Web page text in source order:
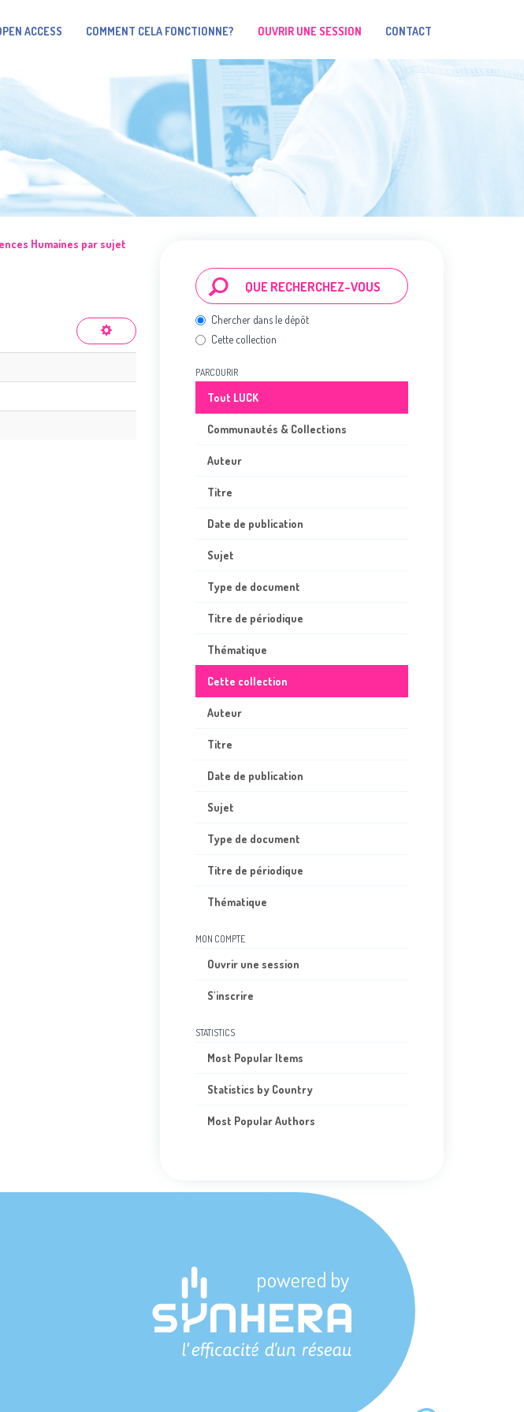
ACCESS COMMENT CELA FONCTIONNE? OUVRIR UNE SESSION CONTACT
Humaines par sujet
Chercher dans le dépôt
Cette collection
PARCOURIR
Tout LUCK
Communautés & Collections
Auteur
Titre
Date de publication
Sujet
Type de document
Titre de périodique
Thématique
Cette collection
Auteur
Titre
Date de publication
Sujet
Type de document
Titre de périodique
Thématique
MON COMPTE
Ouvrir une session
S'inscrire
STATISTICS
Most Popular Items
Statistics by Country
Most Popular Authors